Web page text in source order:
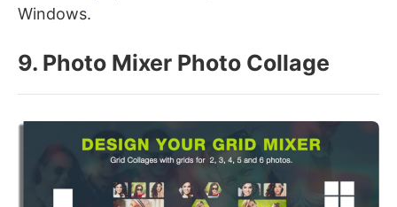
Windows.
9. Photo Mixer Photo Collage